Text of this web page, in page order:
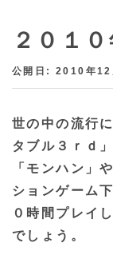
２０１
公開日: 2010年12
世の中の流行
タブル３ｒｄ
「モンハン」
ションゲーム
０時間プレイ
でしょう。